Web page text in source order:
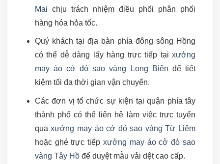
Mai chịu trách nhiệm điều phối phân phối
hàng hóa hỏa tốc.
Quý khách tại địa bàn phía đông sông Hồng
có thể dễ dàng lấy hàng trực tiếp tại xưởng
may áo cở đỏ sao vàng Long Biên để tiết
kiệm tối đa thời gian vận chuyển.
Các đơn vị tổ chức sự kiện tại quận phía tây
thành phố có thể liên hệ làm việc trực tuyến
quaxưởng may áo cở đỏ sao vàng Từ Liêm
hoặc ghé trực tiếp xưởng may áo cở đỏ sao
vàng Tây Hồđể duyệt mẫu vải dệt cao cấp.